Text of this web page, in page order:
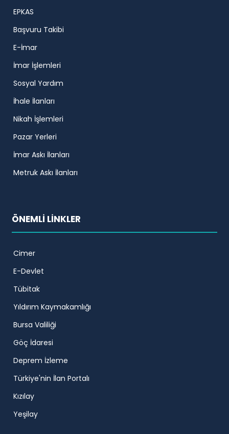
EPKAS
Başvuru Takibi
E-İmar
İmar İşlemleri
Sosyal Yardım
İhale İlanları
Nikah İşlemleri
Pazar Yerleri
İmar Askı İlanları
Metruk Askı İlanları
ÖNEMLİ LİNKLER
Cimer
E-Devlet
Tübitak
Yıldırım Kaymakamlığı
Bursa Valiliği
Göç İdaresi
Deprem İzleme
Türkiye'nin İlan Portalı
Kızılay
Yeşilay